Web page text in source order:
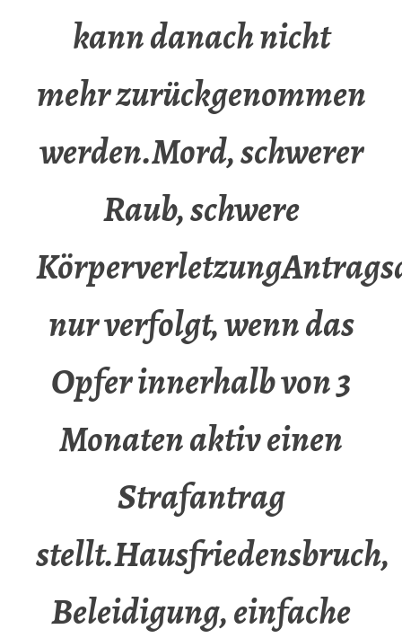
kann danach nicht
mehr zurückgenommen
werden.Mord, schwerer
Raub, schwere
nur verfolgt, wenn das
Opfer innerhalb von 3
Monaten aktiv einen
Strafantrag
stellt.Hausfriedensbruch,
Beleidigung, einfache